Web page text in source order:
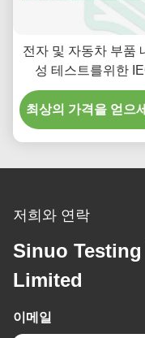
전자 및 자동차 부품
성 테스트를위한
60529을 준수하는
및 먼지 시험 챔버
최상의 가격을 얻으
저희와 연락
Sinuo
Limited
이메일